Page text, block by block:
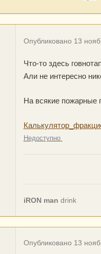
Опубликовано 13
Что-то здесь
Али не интересно
На всякие пожарные
Недоступно
iRON man drink
Опубликовано 13